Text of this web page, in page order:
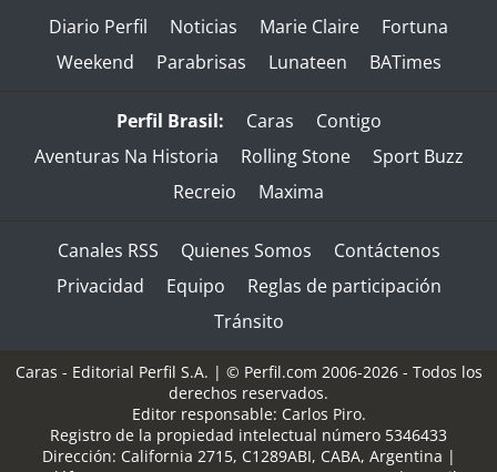
Diario Perfil Noticias Marie Claire
Fortuna
Weekend
Parabrisas Lunateen BATimes
Perfil Brasil: Caras
Contigo
Aventuras Na Historia
Rolling Stone
Sport Buzz
Recreio
Maxima
Canales RSS Quienes Somos
Contáctenos
Privacidad
Equipo
Reglas de participación
Tránsito
Caras - Editorial Perfil S.A. | © Perfil.com 2006-2026 - Todos los
derechos reservados.
Editor responsable: Carlos Piro.
Registro de la propiedad intelectual número 5346433
Dirección: California 2715, C1289ABI, CABA, Argentina |